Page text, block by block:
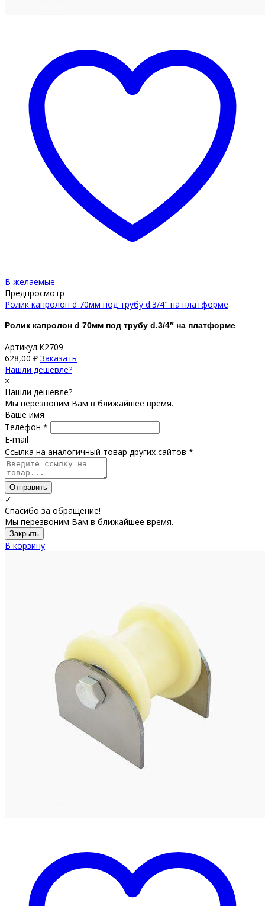
В желаемые
Предпросмотр
Ролик капролон d 70мм под трубу d.3/4″ на платформе
Ролик капролон d 70мм под трубу d.3/4″ на платформе
Артикул:К2709
628,00 ₽ Заказать
Нашли дешевле?
×
Нашли дешевле?
Мы перезвоним Вам в ближайшее время.
Ваше имя
Телефон *
E-mail
Ссылка на аналогичный товар других сайтов *
Отправить
✓
Спасибо за обращение!
Мы перезвоним Вам в ближайшее время.
Закрыть
В корзину